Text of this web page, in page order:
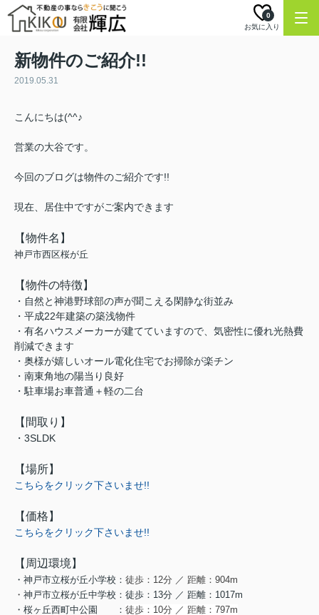
お気に入り
0
新物件のご紹介!!
2019.05.31
こんにちは(^^♪
営業の大谷です。
今回のブログは物件のご紹介です!!
現在、居住中ですがご案内できます
【物件名】
神戸市西区桜が丘
【物件の特徴】
・自然と神港野球部の声が聞こえる閑静な街並み
・平成22年建築の築浅物件
・有名ハウスメーカーが建てていますので、気密性に優れ光熱費
削減できます
・奥様が嬉しいオール電化住宅でお掃除が楽チン
・南東角地の陽当り良好
・駐車場お車普通＋軽の二台
【間取り】
・3SLDK
【場所】
こちらをクリック下さいませ!!
【価格】
こちらをクリック下さいませ!!
【周辺環境】
・ 神戸市立桜が丘小学校： 徒歩：12分 ／ 距離：904m
・ 神戸市立桜が丘中学校： 徒歩：13分 ／ 距離：1017m
・ 桜ヶ丘西町中公園 ： 徒歩：10分 ／ 距離：797m